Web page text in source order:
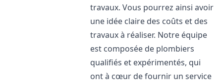
travaux. Vous pourrez ainsi avoir
une idée claire des coûts et des
travaux à réaliser. Notre équipe
est composée de plombiers
qualifiés et expérimentés, qui
ont à cœur de fournir un service